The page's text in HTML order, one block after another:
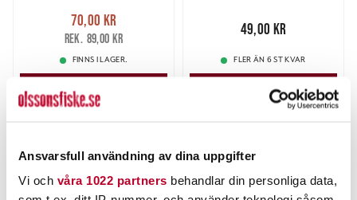
Ansvarsfull användning av dina uppgifter
Vi och våra 1022 partners behandlar din personliga data,
Nuvarande pris
70,00 krTidigare pris
89,00 kr
70,00 kr
89,00 kr
FINNS I LAGER.
LÄS MER
49,00 kr
49,00 kr
FLER ÄN 6 ST KVAR
LÄGG I VARUKORGEN
ANDRA TITTADE OCKSÅ PÅ